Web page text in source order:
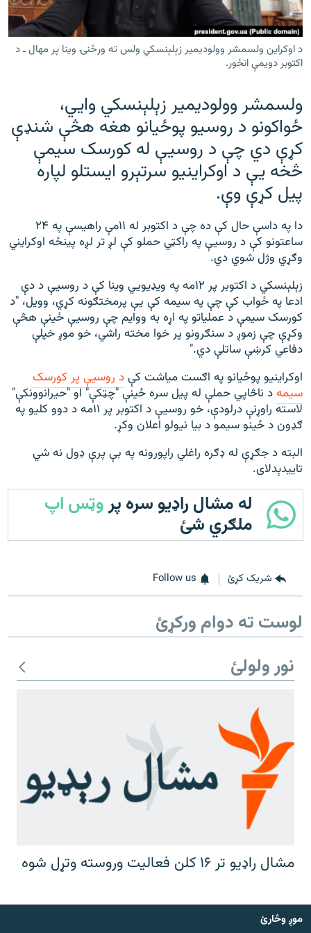
۱۴ ساعته راډیويي خپرونې
Gandhara
د ازادې اروپا راډیو ټولې ووبپاڼې
د اوکراین ولسمشر وولودیمیر زېلېنسکي ولس ته ورځنۍ وینا پر مهال ـ د
اکتوبر دویمې انځور.
ولسمشر وولودیمیر زېلېنسکي وايي،
ځواکونو د روسیو پوځیانو هغه هڅې شنډې
کړې دي چې د روسیې له کورسک سیمې
څخه یې د اوکراینیو سرتېرو ایستلو لپاره
پیل کړې وې.
دا په داسې حال کې ده چې د اکتوبر له ۱۱مې راهیسې په ۲۴
ساعتونو کې د روسیې په راکټي حملو کې لږ تر لږه پینځه اوکرایني
وګړي وژل شوي دي.
زېلېنسکي د اکتوبر پر ۱۲مه په ویډیويي وینا کې د روسیې د دې
ادعا په ځواب کې چې په سیمه کې یې پرمختګونه کړي، وویل، "د
کورسک سیمې د عملیاتو په اړه به ووایم چې روسیې ځینې هڅې
وکړې چې زموږ د سنګرونو پر خوا مخته راشي، خو موږ خپلې
دفاعي کرښې ساتلې دي."
اوکراینیو پوځیانو په اګست میاشت کېد روسیې پر کورسک
سیمهد ناڅاپي حملې له پیل سره ځینې "چټکې" او "حیرانوونکې"
لاسته راوړنې درلودې، خو روسیې د اکتوبر پر ۱۱مه د دوو کلیو په
ګډون د ځینو سیمو د بیا نیولو اعلان وکړ.
البته د جګړې له ډګره راغلي راپورونه په بې پرې ډول نه شي
تاییدېدلای.
له مشال راډیو سره پروټس اپ
ملګري شئ
شریک کړئ Follow us
لوست ته دوام ورکړئ
نور ولولئ
مشال راډیو تر ۱۶ کلن فعالیت وروسته وتړل شوه
موږ وڅارئ